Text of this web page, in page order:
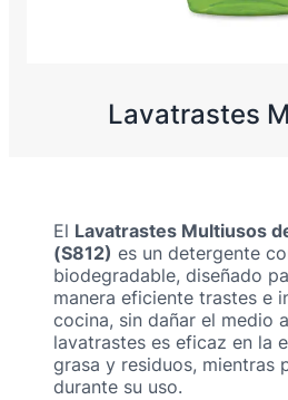
Lavatrastes
El Lavatrastes Multiusos
(S812) es un detergente
biodegradable, diseñado
manera eficiente trastes e
cocina, sin dañar el medio
lavatrastes es eficaz en la
grasa y residuos, mientras
durante su uso.